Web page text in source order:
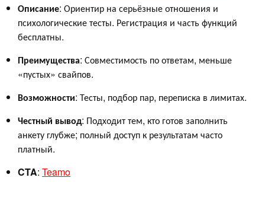
Описание: Ориентир на серьёзные отношения и
психологические тесты. Регистрация и часть функций
бесплатны.
Преимущества: Совместимость по ответам, меньше
«пустых» свайпов.
Возможности: Тесты, подбор пар, переписка в лимитах.
Честный вывод: Подходит тем, кто готов заполнить
анкету глубже; полный доступ к результатам часто
платный.
CTA: Teamo